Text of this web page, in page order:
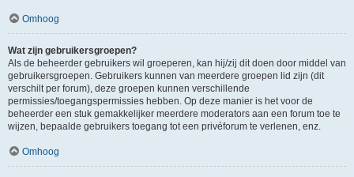
Omhoog
Wat zijn gebruikersgroepen?
Als de beheerder gebruikers wil groeperen, kan hij/zij dit doen door middel van
gebruikersgroepen. Gebruikers kunnen van meerdere groepen lid zijn (dit
verschilt per forum), deze groepen kunnen verschillende
permissies/toegangspermissies hebben. Op deze manier is het voor de
beheerder een stuk gemakkelijker meerdere moderators aan een forum toe te
wijzen, bepaalde gebruikers toegang tot een privéforum te verlenen, enz.
Omhoog